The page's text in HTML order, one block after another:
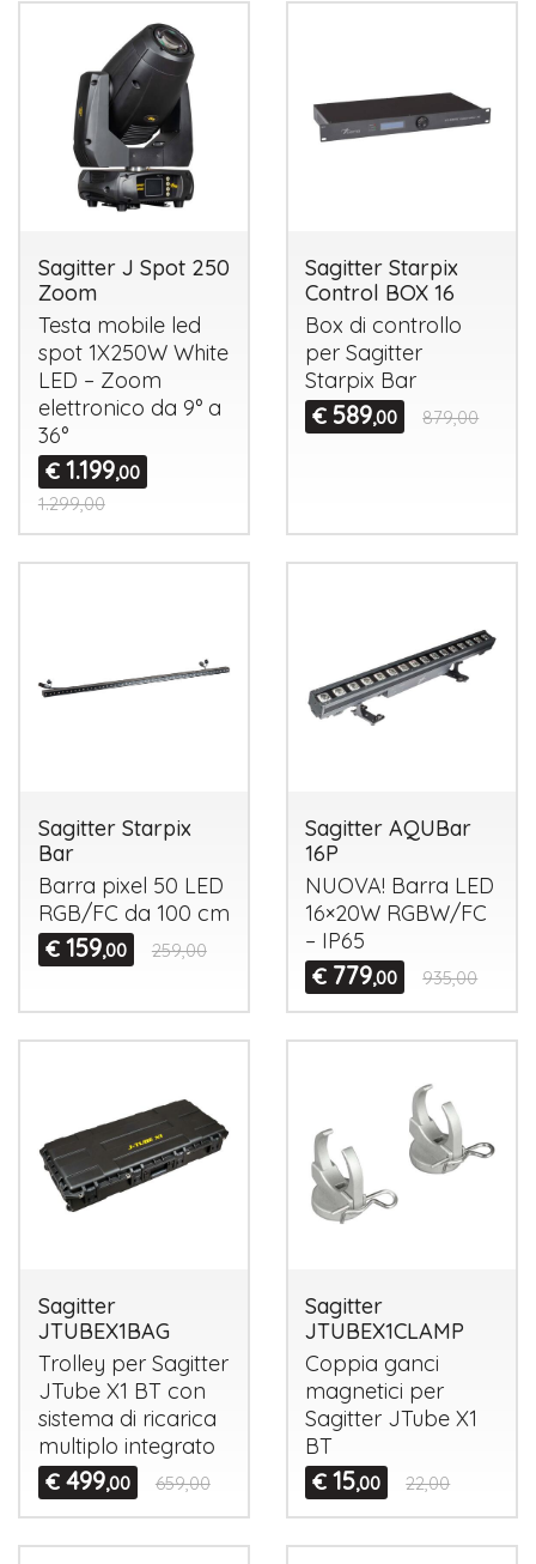
Sagitter J Spot 250
Zoom
Testa mobile led
spot 1X250W White
LED – Zoom
elettronico da 9° a
36°
€ 1.199,00
1.299,00
Sagitter Starpix
Control BOX 16
Box di controllo
per Sagitter
Starpix Bar
€ 589,00 879,00
Sagitter Starpix
Bar
Barra pixel 50 LED
RGB/FC da 100 cm
€ 159,00 259,00
Sagitter AQUBar
16P
NUOVA! Barra LED
16×20W RGBW/FC
– IP65
€ 779,00 935,00
Sagitter
JTUBEX1BAG
Trolley per Sagitter
JTube X1 BT con
sistema di ricarica
multiplo integrato
€ 499,00 659,00
Sagitter
JTUBEX1CLAMP
Coppia ganci
magnetici per
Sagitter JTube X1
BT
€ 15,00 22,00